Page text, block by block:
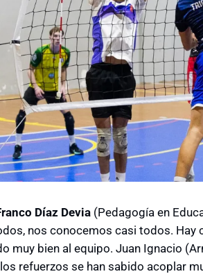
Díaz Devia (Pedagogía en
nos conocemos casi todos. Hay
muy bien al equipo. Juan Ignacio
refuerzos se han sabido acoplar